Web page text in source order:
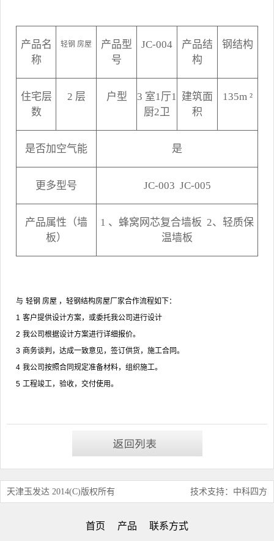
产品名
称
轻钢 房屋
产品型
号
JC-004
产品结
构
钢结构
住宅层
数
2 层 户型 3 室1厅1
厨2卫
建筑面
积
135m ²
是否加空气能 是
更多型号 JC-003 JC-005
产品属性（墙
板）
1 、蜂窝网芯复合墙板 2、轻质保
温墙板
与 轻钢 房屋 ， 轻钢结构房屋厂家合作流程如下：
1 客户提供设计方案，或委托我公司进行设计
2 我公司根据设计方案进行详细报价。
3 商务谈判，达成一致意见，签订供货，施工合同。
4 我公司按照合同规定准备材料，组织施工。
5 工程竣工，验收，交付使用。
天津玉发达 2014(C)版权所有 技术支持：中科四方
首页 产品 联系方式